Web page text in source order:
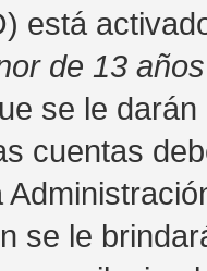
está
de 13 años
se le
cuentas
se le